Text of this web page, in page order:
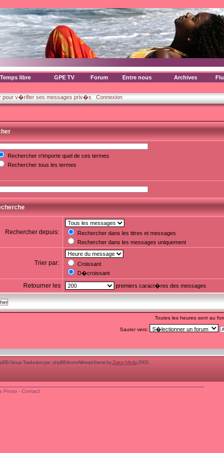
Temps libre GPE TV Forum Entre nous Archives
pour v�rifier ses messages priv�s Connexion
Rechercher n'importe quel de ces termes
Rechercher tous les termes
Rechercher depuis:
Rechercher dans les titres et messages
Rechercher dans les messages uniquement
Trier par:
Croissant
D�croissant
Retourner les premiers caract�res des messages
Toutes les heures sont au
Sauter vers:
Group Traduction par :phpBB-fr.comAirhead theme byZarron Media2003
Perso - Contact